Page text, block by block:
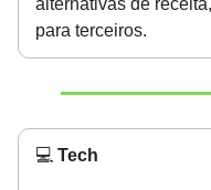
alternativas de
para terceiros.
💻 Tech